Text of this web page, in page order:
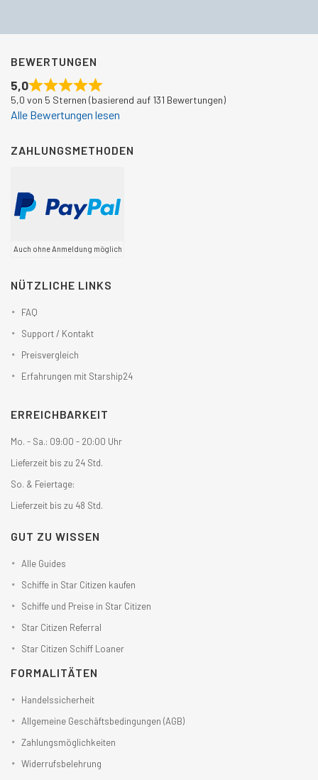
BEWERTUNGEN
5,0
5,0 von 5 Sternen (basierend auf 131 Bewertungen)
Alle Bewertungen lesen
ZAHLUNGSMETHODEN
Auch ohne Anmeldung möglich
NÜTZLICHE LINKS
FAQ
Support / Kontakt
Preisvergleich
Erfahrungen mit Starship24
ERREICHBARKEIT
Mo. - Sa.: 09:00 - 20:00 Uhr
Lieferzeit bis zu 24 Std.
So. & Feiertage:
Lieferzeit bis zu 48 Std.
GUT ZU WISSEN
Alle Guides
Schiffe in Star Citizen kaufen
Schiffe und Preise in Star Citizen
Star Citizen Referral
Star Citizen Schiff Loaner
FORMALITÄTEN
Handelssicherheit
Allgemeine Geschäftsbedingungen (AGB)
Zahlungsmöglichkeiten
Widerrufsbelehrung